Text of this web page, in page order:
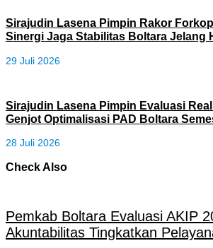
Sirajudin Lasena Pimpin Rakor
Sinergi Jaga Stabilitas Boltara Jelang
29 Juli 2026
Sirajudin Lasena Pimpin Evaluasi
Genjot Optimalisasi PAD Boltara
28 Juli 2026
Check Also
Pemkab Boltara Evaluasi AKIP
Akuntabilitas Tingkatkan